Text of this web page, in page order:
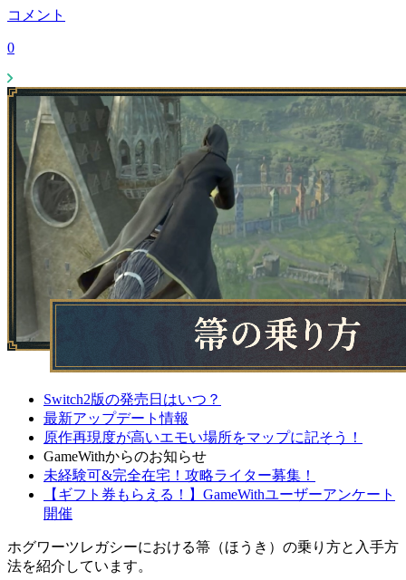
コメント
0
Switch2版の発売日はいつ？
最新アップデート情報
原作再現度が高いエモい場所をマップに記そう！
GameWithからのお知らせ
未経験可&完全在宅！攻略ライター募集！
【ギフト券もらえる！】GameWithユーザーアンケート
開催
ホグワーツレガシーにおける箒（ほうき）の乗り方と入手方
法を紹介しています。